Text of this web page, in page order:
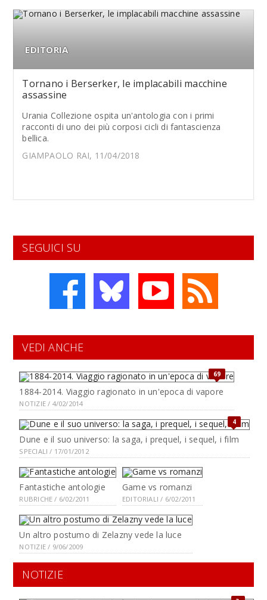
EDITORIA
Tornano i Berserker, le implacabili macchine
assassine
Urania Collezione ospita un'antologia con i primi
racconti di uno dei più corposi cicli di fantascienza
bellica.
GIAMPAOLO RAI, 11/04/2018
SEGUICI SU
VEDI ANCHE
69
1884-2014. Viaggio ragionato in un'epoca di vapore
NOTIZIE / 4/02/2014
4
Dune e il suo universo: la saga, i prequel, i sequel, i film
SPECIALI / 17/01/2012
Fantastiche antologie
RUBRICHE / 6/02/2011
Game vs romanzi
EDITORIALI / 6/02/2011
Un altro postumo di Zelazny vede la luce
NOTIZIE / 9/06/2009
NOTIZIE